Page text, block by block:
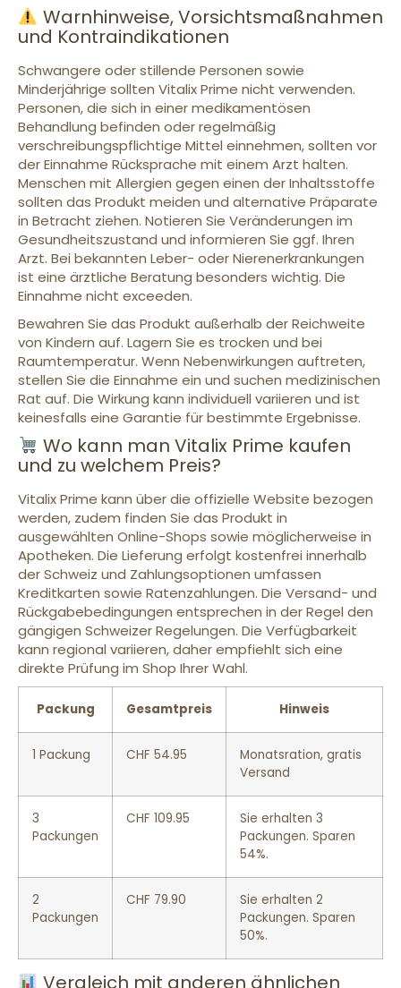
Warnhinweise, Vorsichtsmaßnahmen
und Kontraindikationen
Schwangere oder stillende Personen sowie
Minderjährige sollten Vitalix Prime nicht verwenden.
Personen, die sich in einer medikamentösen
Behandlung befinden oder regelmäßig
verschreibungspflichtige Mittel einnehmen, sollten vor
der Einnahme Rücksprache mit einem Arzt halten.
Menschen mit Allergien gegen einen der Inhaltsstoffe
sollten das Produkt meiden und alternative Präparate
in Betracht ziehen. Notieren Sie Veränderungen im
Gesundheitszustand und informieren Sie ggf. Ihren
Arzt. Bei bekannten Leber- oder Nierenerkrankungen
ist eine ärztliche Beratung besonders wichtig. Die
Einnahme nicht exceeden.
Bewahren Sie das Produkt außerhalb der Reichweite
von Kindern auf. Lagern Sie es trocken und bei
Raumtemperatur. Wenn Nebenwirkungen auftreten,
stellen Sie die Einnahme ein und suchen medizinischen
Rat auf. Die Wirkung kann individuell variieren und ist
keinesfalls eine Garantie für bestimmte Ergebnisse.
Wo kann man Vitalix Prime kaufen
und zu welchem Preis?
Vitalix Prime kann über die offizielle Website bezogen
werden, zudem finden Sie das Produkt in
ausgewählten Online-Shops sowie möglicherweise in
Apotheken. Die Lieferung erfolgt kostenfrei innerhalb
der Schweiz und Zahlungsoptionen umfassen
Kreditkarten sowie Ratenzahlungen. Die Versand- und
Rückgabebedingungen entsprechen in der Regel den
gängigen Schweizer Regelungen. Die Verfügbarkeit
kann regional variieren, daher empfiehlt sich eine
direkte Prüfung im Shop Ihrer Wahl.
Packung Gesamtpreis Hinweis
1 Packung CHF 54.95
Monatsration, gratis
Versand
3
Packungen
CHF 109.95
Sie erhalten 3
Packungen. Sparen
54%.
2
Packungen
CHF 79.90
Sie erhalten 2
Packungen. Sparen
50%.
Vergleich mit anderen ähnlichen